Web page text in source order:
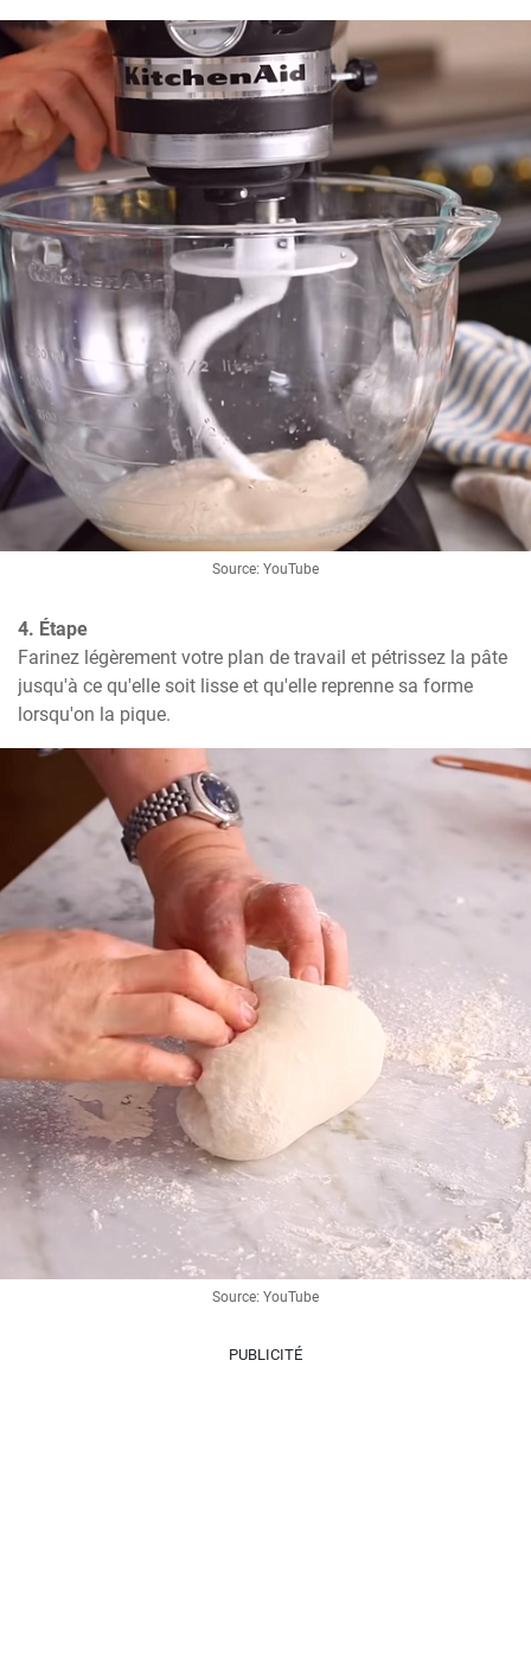
Source: YouTube
4. Étape
Farinez légèrement votre plan de travail et pétrissez la pâte
jusqu'à ce qu'elle soit lisse et qu'elle reprenne sa forme
lorsqu'on la pique.
Source: YouTube
PUBLICITÉ